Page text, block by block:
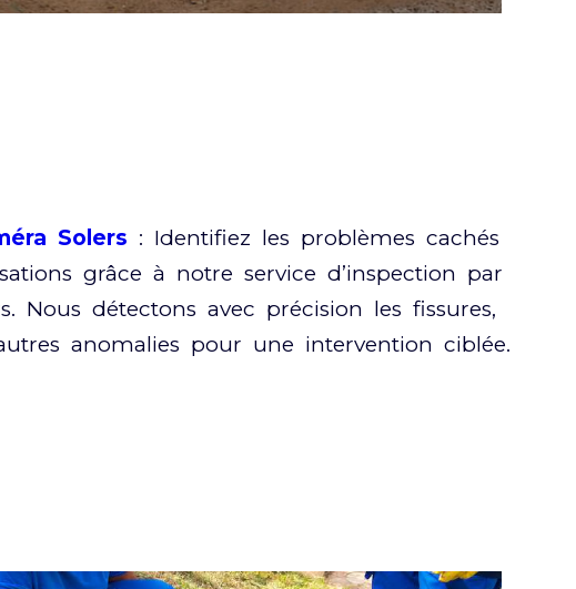
Solers : Identifiez les problèmes cachés
grâce à notre service d’inspection par
Nous détectons avec précision les fissures,
anomalies pour une intervention ciblée.